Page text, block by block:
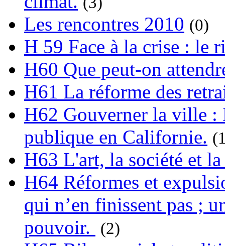
Les rencontres 2010 (0)
H 59 Face à la crise : le
H60 Que peut-on
H61 La réforme des
H62 Gouverner la ville :
publique en Californie.
H63 L'art, la société et
H64 Réformes et
qui n’en finissent pas ;
pouvoir.
(2)